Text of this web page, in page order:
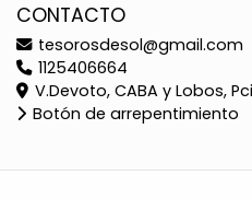
CONTACTO
tesorosdesol@gmail.com
1125406664
V.Devoto, CABA y Lobos,
Botón de arrepentimiento